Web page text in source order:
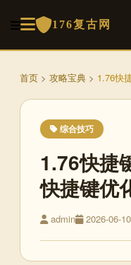
176复古网
首页 > 攻略宝典 > 1.76快
综合技巧
1.76快捷
快捷键优
admin 2026-06-10